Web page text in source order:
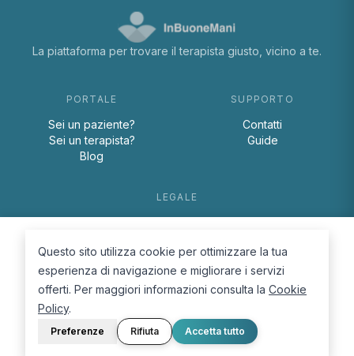
La piattaforma per trovare il terapista giusto, vicino a te.
PORTALE
Sei un paziente?
Sei un terapista?
Blog
SUPPORTO
Contatti
Guide
LEGALE
Cookie Policy
Questo sito utilizza cookie per ottimizzare la tua
esperienza di navigazione e migliorare i servizi
offerti. Per maggiori informazioni consulta la Cookie
Policy.
Preferenze Rifiuta Accetta tutto